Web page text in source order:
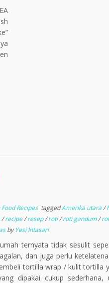
Recipes taggedAmerika utara/
/recipe/resep/roti/roti gandum/
byYesi Intasari
ternyata tidak sesulit
dan juga perlu
tortilla wrap / kulit tortilla
dipakai cukup